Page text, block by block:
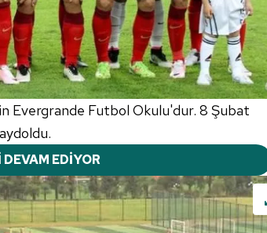
Evergrande Futbol Okulu'dur. 8 Şubat
EDİYOR